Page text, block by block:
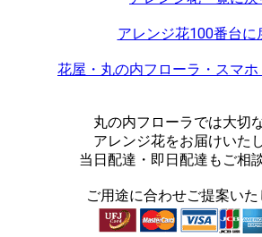
アレンジ花100番台に
花屋・丸の内フローラ・スマ
丸の内フローラでは大切
アレンジ花をお届けいた
当日配達・即日配達もご相
ご用途に合わせご提案いた